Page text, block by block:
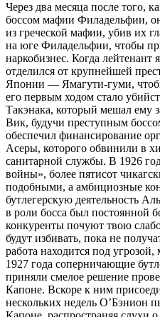
Через два месяца после того,
боссом мафии Филадельфии,
из греческой мафии, убив их
на юге Филадельфии, чтобы
наркобизнес. Когда
отделился от крупнейшей
Японии — Ямагути-гуми,
его первым ходом стало
Такэнака, который мешал ему
Вик, будучи преступным
обеспечил финансирование
Асеры, которого обвинили в
санитарной службы. В 1926
войны», более пятисот
подобными, а амбициозные
бутлегерскую деятельность
в роли босса был постоянной
конкуренты почуют твою
будут избивать, пока не
работа находится под угрозой,
1927 года соперничающие
приняли смелое решение
Капоне. Вскоре к ним
нескольких недель О’Бэнион